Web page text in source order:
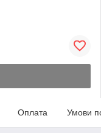
Оплата Умови